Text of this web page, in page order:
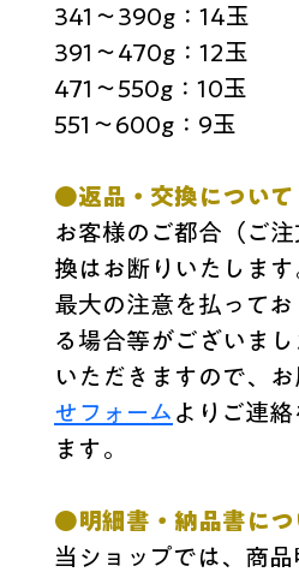
341〜390g：14玉
391〜470g：12玉
471〜 550g：10玉
551〜600g：9玉
●返品・交換について
お客様のご都合（ご
換はお断りいたします
最大の注意を払って
る場合等がございま
いただきますので、
せフォーム よりご連
ます。
●明細書・納品書につ
当ショップでは、商